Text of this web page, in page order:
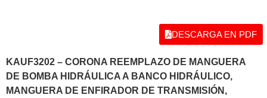
DESCARGA EN PDF
KAUF3202 – CORONA REEMPLAZO DE MANGUERA
DE BOMBA HIDRÁULICA A BANCO HIDRÁULICO,
MANGUERA DE ENFIRADOR DE TRANSMISIÓN,